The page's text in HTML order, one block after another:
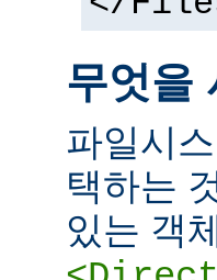
무엇을
파일시
택하는
있는 객